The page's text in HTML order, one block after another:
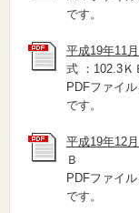
です。
平成19年11
式 ：102.3Ｋ
PDFファイ
です。
平成19年12
Ｂ
PDFファイ
です。